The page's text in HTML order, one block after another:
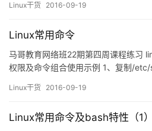
统。用户的账号一方面能帮助系统管理
件，并为用户提供安全性保护。每个
Linux干货 2016-09-19
Linux常用命令
马哥教育网络班22期第四周课程练习
权限及命令组合使用示例 1、复制/
权限。 ~]# cp -r /etc/skel /home/
Linux干货 2016-09-19
Linux常用命令及bash特性（1）